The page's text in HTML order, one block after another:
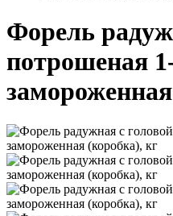
Форель
потрошеная